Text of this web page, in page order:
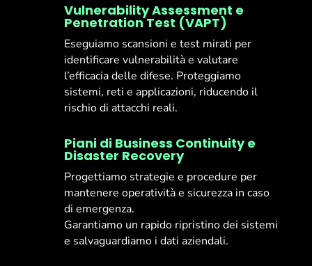
Vulnerability Assessment e
Penetration Test (VAPT)
Eseguiamo scansioni e test mirati per
identificare vulnerabilità e valutare
l’efficacia delle difese. Proteggiamo
sistemi, reti e applicazioni, riducendo il
rischio di attacchi reali.
Piani di Business Continuity e
Disaster Recovery
Progettiamo strategie e procedure per
mantenere operatività e sicurezza in caso
di emergenza.
Garantiamo un rapido ripristino dei sistemi
e salvaguardiamo i dati aziendali.